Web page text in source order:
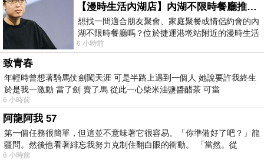
【漫時生活內湖店】內湖不限時餐廳推薦｜捷運港墘站美食，聚餐、約會、家庭聚會首選，正餐甜點一次滿足
想找一間適合朋友聚會、家庭聚餐或情侶約會的內
湖不限時餐廳嗎？位於捷運港墘站附近的漫時生活
內湖店，從捷運站步行約4分鐘即可抵
6 小時前
致青春
年輕時曾想著騎馬仗劍闖天涯 可是半路上遇到一個人 她說要許我終生
於是我一激動 當了劍 賣了馬 從此一心柴米油鹽醬醋茶 可當
6 小時前
阿龍阿我 57
第一個任務很簡單，但這並不意味著它很容易。「你準備好了吧？」龍
疆問。然後他看著緋忘我努力克制住翻白眼的衝動。 「當然。從
6 小時前